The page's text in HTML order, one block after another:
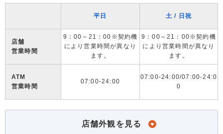
平日 土 / 日祝
店舗
営業時間
9：00～21：00※契約機
により営業時間が異なり
ます。
9：00～21：00※契約機
により営業時間が異なり
ます。
ATM
営業時間
07:00-24:00
07:00-24:00/07:00-24:0
0
店舗外観を見る